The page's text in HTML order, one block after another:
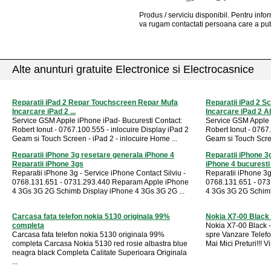
Produs / serviciu disponibil . Pentru
va rugam contactati persoana care a
Alte anunturi gratuite Electronice si Electrocasnice
Reparatii iPad 2 Repar Touchscreen Repar Mufa
Incarcare iPad 2 ...
Service GSM Apple iPhone iPad- Bucuresti Contact:
Robert Ionut - 0767.100.555 - inlocuire Display iPad 2
Geam si Touch Screen - iPad 2 - inlocuire Home ...
Reparatii iPad 2
Incarcare iPad 2
Service GSM
Robert Ionut -
Geam si Touch
Reparatii iPhone 3g resetare generala iPhone 4
Reparatii iPhone 3gs
Reparatii iPhone 3g - Service iPhone Contact Silviu -
0768.131.651 - 0731.293.440 Reparam Apple iPhone
4 3Gs 3G 2G Schimb Display iPhone 4 3Gs 3G 2G ...
Reparatii iPhone
iPhone 4 bucuresti
Reparatii iPhone
0768.131.651 -
4 3Gs 3G 2G
Carcasa fata telefon nokia 5130 originala 99%
completa
Carcasa fata telefon nokia 5130 originala 99%
completa Carcasa Nokia 5130 red rosie albastra blue
neagra black Completa Calitate Superioara Originala
...
Nokia X7-00
Nokia X7-00 Black
spre Vanzare
Mai Mici Preturi!!!